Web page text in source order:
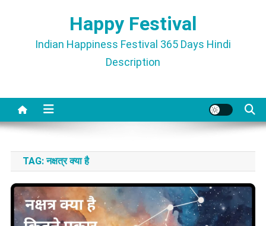
content
Happy Festival
Indian Happiness Festival 365 Days Hindi
Description
TAG:नक्षत्र क्या है